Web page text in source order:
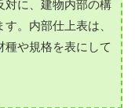
対に、建物内部の構
。内部仕上表は、
種や規格を表にして